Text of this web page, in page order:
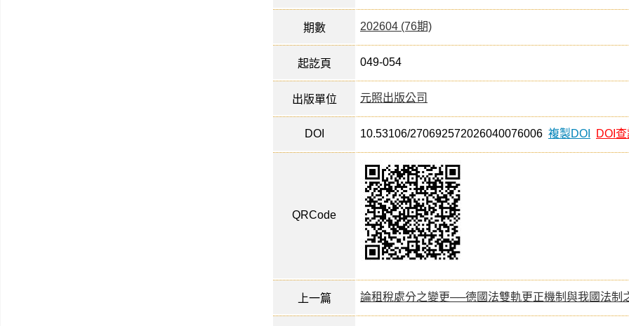
期數 202604 (76期)
起訖頁 049-054
出版單位 元照出版公司
DOI 10.53106/270692572026040076006 複製DOI DOI
QRCode
上一篇 論租稅處分之變更──德國法雙軌更正機制與我國法制